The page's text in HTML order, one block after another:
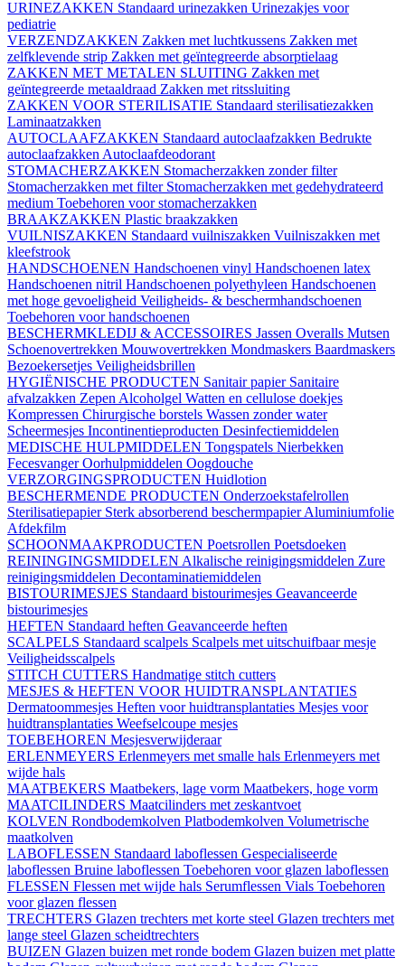
URINEZAKKEN Standaard urinezakken Urinezakjes voor
pediatrie
VERZENDZAKKEN Zakken met luchtkussens Zakken met
zelfklevende strip Zakken met geïntegreerde absorptielaag
ZAKKEN MET METALEN SLUITING Zakken met
geïntegreerde metaaldraad Zakken met ritssluiting
ZAKKEN VOOR STERILISATIE Standaard sterilisatiezakken
Laminaatzakken
AUTOCLAAFZAKKEN Standaard autoclaafzakken Bedrukte
autoclaafzakken Autoclaafdeodorant
STOMACHERZAKKEN Stomacherzakken zonder filter
Stomacherzakken met filter Stomacherzakken met gedehydrateerd
medium Toebehoren voor stomacherzakken
BRAAKZAKKEN Plastic braakzakken
VUILNISZAKKEN Standaard vuilniszakken Vuilniszakken met
kleefstrook
HANDSCHOENEN Handschoenen vinyl Handschoenen latex
Handschoenen nitril Handschoenen polyethyleen Handschoenen
met hoge gevoeligheid Veiligheids- & beschermhandschoenen
Toebehoren voor handschoenen
BESCHERMKLEDIJ & ACCESSOIRES Jassen Overalls Mutsen
Schoenovertrekken Mouwovertrekken Mondmaskers Baardmaskers
Bezoekersetjes Veiligheidsbrillen
HYGIËNISCHE PRODUCTEN Sanitair papier Sanitaire
afvalzakken Zepen Alcoholgel Watten en cellulose doekjes
Kompressen Chirurgische borstels Wassen zonder water
Scheermesjes Incontinentieproducten Desinfectiemiddelen
MEDISCHE HULPMIDDELEN Tongspatels Nierbekken
FecesvangerOorhulpmiddelen Oogdouche
VERZORGINGSPRODUCTEN Huidlotion
BESCHERMENDE PRODUCTEN Onderzoekstafelrollen
Sterilisatiepapier Sterk absorberend beschermpapierAluminiumfolie
Afdekfilm
SCHOONMAAKPRODUCTEN Poetsrollen Poetsdoeken
REININGINGSMIDDELEN Alkalische reinigingsmiddelen Zure
reinigingsmiddelen Decontaminatiemiddelen
BISTOURIMESJES Standaard bistourimesjes Geavanceerde
bistourimesjes
HEFTEN Standaard heften Geavanceerde heften
SCALPELS Standaard scalpels Scalpels met uitschuifbaar mesje
Veiligheidsscalpels
STITCH CUTTERS Handmatige stitch cutters
MESJES & HEFTEN VOOR HUIDTRANSPLANTATIES
Dermatoommesjes Heften voor huidtransplantaties Mesjes voor
huidtransplantaties Weefselcoupe mesjes
TOEBEHOREN Mesjesverwijderaar
ERLENMEYERS Erlenmeyers met smalle hals Erlenmeyers met
wijde hals
MAATBEKERS Maatbekers, lage vorm Maatbekers, hoge vorm
MAATCILINDERS Maatcilinders met zeskantvoet
KOLVEN Rondbodemkolven Platbodemkolven Volumetrische
maatkolven
LABOFLESSEN Standaard laboflessen Gespecialiseerde
laboflessen Bruine laboflessen Toebehoren voor glazen laboflessen
FLESSEN Flessen met wijde hals Serumflessen Vials Toebehoren
voor glazen flessen
TRECHTERS Glazen trechters met korte steel Glazen trechters met
lange steel Glazen scheidtrechters
BUIZEN Glazen buizen met ronde bodem Glazen buizen met platte